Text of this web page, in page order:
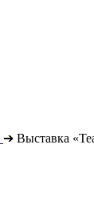
➔ Выставка